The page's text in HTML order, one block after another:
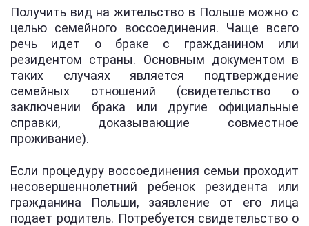
Получить вид на жительство в Польше можно с
целью семейного воссоединения. Чаще всего
речь идет о браке с гражданином или
резидентом страны. Основным документом в
таких случаях является подтверждение
семейных отношений (свидетельство о
заключении брака или другие официальные
справки, доказывающие совместное
проживание).
Если процедуру воссоединения семьи проходит
несовершеннолетний ребенок резидента или
гражданина Польши, заявление от его лица
подает родитель. Потребуется свидетельство о